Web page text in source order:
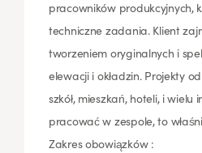
pracowników produkcyjnych,
techniczne zadania. Klient
tworzeniem oryginalnych i
elewacji i okładzin. Projekty
szkół, mieszkań, hoteli, i wielu
pracować w zespole, to
Zakres obowiązków :